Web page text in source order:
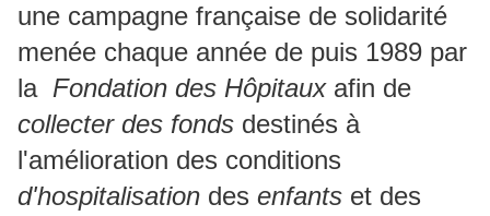
une campagne française de solidarité
menée chaque année de puis 1989 par
la Fondation des Hôpitaux afin de
collecter des fonds destinés à
l'amélioration des conditions
d'hospitalisation des enfants et des